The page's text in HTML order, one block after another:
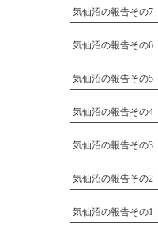
気仙沼の報告その7
気仙沼の報告その6
気仙沼の報告その5
気仙沼の報告その4
気仙沼の報告その3
気仙沼の報告その2
気仙沼の報告その1